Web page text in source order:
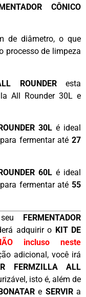
CÔNICO
de diâmetro, o que
processo de limpeza
ROUNDEResta
All Rounder 30L e
30L é ideal
fermentar até 27
60L é ideal
fermentar até 55
FERMENTADOR
adquirir o KIT DE
incluso neste
adicional, você irá
FERMZILLA ALL
isto é, além de
e SERVIRa